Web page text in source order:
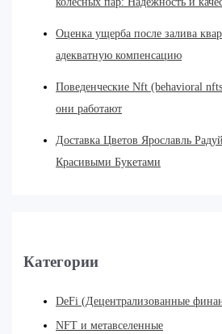
Оценка ущерба после залива
адекватную компенсацию
Поведенческие Nft (behavioral
они работают
Доставка Цветов Ярославль
Красивыми Букетами
Категории
DeFi (Децентрализованные
NFT и метавселенные